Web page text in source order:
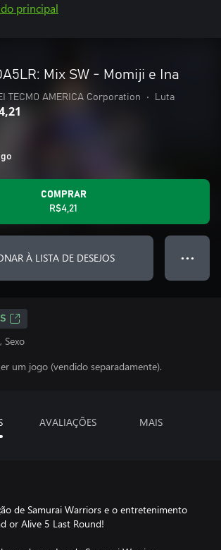
principal
Mix SW - Momiji e Ina
TECMO AMERICA Corporation • Luta
COMPRAR
R$4,21
À LISTA DE DESEJOS ● ● ●
Sexo
um jogo (vendido separadamente).
AVALIAÇÕES MAIS
de Samurai Warriors e o entretenimento
or Alive 5 Last Round!